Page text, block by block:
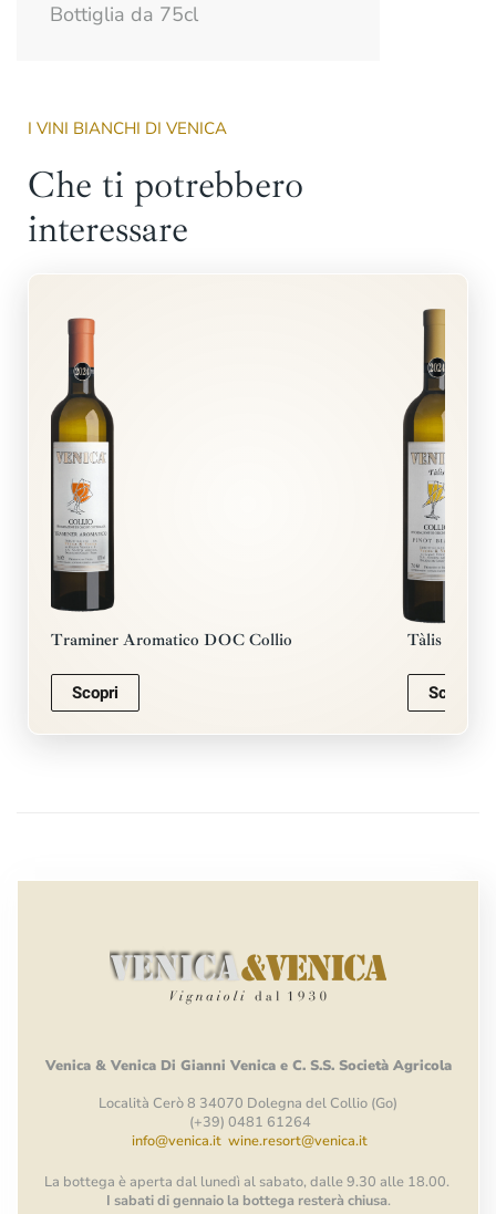
Bottiglia da 75cl
I VINI BIANCHI DI VENICA
Che ti potrebbero
interessare
Traminer Aromatico DOC Collio
Scopri
Tàlis •
Scopri
Venica & Venica Di Gianni Venica e C. S.S. Società Agricola
Località Cerò 8 34070 Dolegna del Collio (Go)
(+39) 0481 61264
info@venica.it wine.resort@venica.it
La bottega è aperta dal lunedì al sabato, dalle 9.30 alle 18.00.
I sabati di gennaio la bottega resterà chiusa.